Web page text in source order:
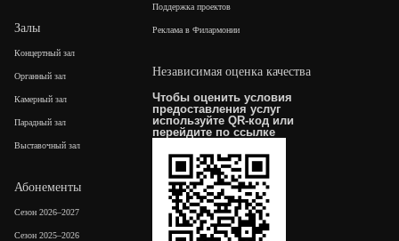
Залы
Концертный зал
Органный зал
Камерный зал
Парадный зал
Выставочный зал
Абонементы
Сезон 2026–2027
Сезон 2025–2026
Поддержка проектов
Реклама в Филармонии
Независимая оценка качества
Чтобы оценить условия
предоставления услуг
используйте QR-код или
перейдите по ссылке